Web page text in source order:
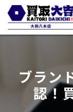
ブラン
認！